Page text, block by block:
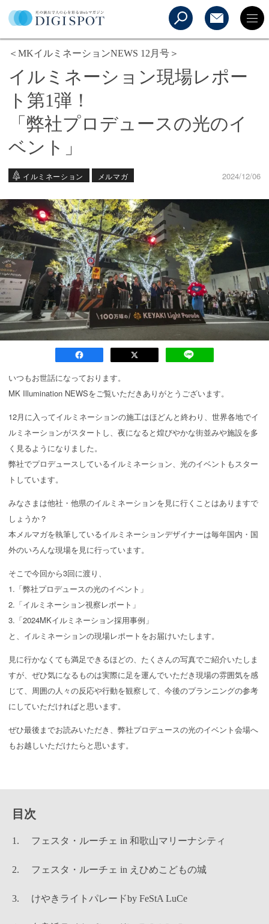
＜MKイルミネーションNEWS 12月号＞
イルミネーション現場レポー
ト第1弾！
「弊社プロデュースの光のイ
ベント」
イルミネーション メルマガ 2024/12/06
いつもお世話になっております。
MK Illumination NEWSをご覧いただきありがとうございます。
12月に入ってイルミネーションの施工はほどんと終わり、世界各地でイ
ルミネーションがスタートし、夜になると煌びやかな街並みや施設を多
く見るようになりました。
弊社でプロデュースしているイルミネーション、光のイベントもスター
トしています。
みなさまは他社・他県のイルミネーションを見に行くことはありますで
しょうか？
本メルマガを執筆しているイルミネーションデザイナーは毎年国内・国
外のいろんな現場を見に行っています。
そこで今回から3回に渡り、
1.「弊社プロデュースの光のイベント」
2.「イルミネーション視察レポート」
3.「2024MKイルミネーション採用事例」
と、イルミネーションの現場レポートをお届けいたします。
見に行かなくても満足できるほどの、たくさんの写真でご紹介いたしま
すが、ぜひ気になるものは実際に足を運んでいただき現場の雰囲気を感
じて、周囲の人々の反応や行動を観察して、今後のプランニングの参考
にしていただければと思います。
ぜひ最後までお読みいただき、弊社プロデュースの光のイベント会場へ
もお越しいただけたらと思います。
目次
フェスタ・ルーチェ in 和歌山マリーナシティ
フェスタ・ルーチェ in えひめこどもの城
けやきライトパレードby FeStA LuCe